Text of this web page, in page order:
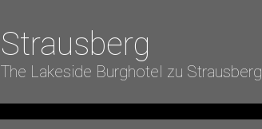
Strausberg
The Lakeside Burghotel zu Strausberg